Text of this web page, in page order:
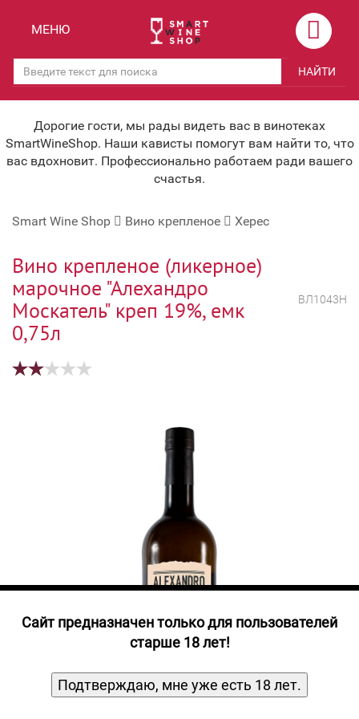
Скидки
Мероприятия
Корпоративным клиентам
Под заказ
Бонусная система
Наша команда
关于我们
Вино крепленое
Вино игристое и Шампанское
Вино безалкогольное
Бренди, Коньяк, Арманьяк
Виски и Бурбон
Пиво и слабоалк. напитки
Ликер
Прочие алкогольные напитки
МЕНЮ
НАЙТИ
Дорогие гости, мы рады видеть вас в винотеках
SmartWineShop. Наши кависты помогут вам найти то, что
вас вдохновит. Профессионально работаем ради вашего
счастья.
Smart Wine Shop Вино крепленое Херес
Вино крепленое (ликерное)
марочное "Алехандро
Москатель" креп 19%, емк
0,75л
ВЛ1043Н
Cайт предназначен только для пользователей
старше 18 лет!
Подтверждаю, мне уже есть 18 лет.